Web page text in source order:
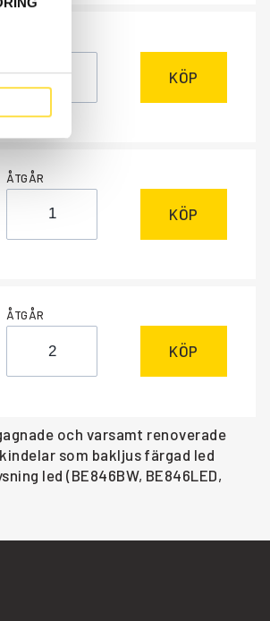
KÖP
ÅTGÅR
KÖP
ÅTGÅR
KÖP
och varsamt renoverade
som bakljus färgad led
led (BE846BW, BE846LED,